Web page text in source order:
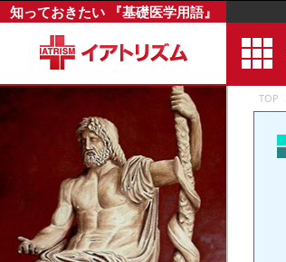
知っておきたい 『基礎医学用語』
TOP